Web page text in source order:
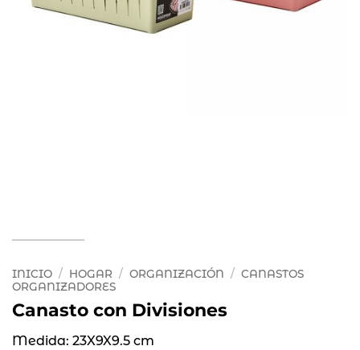
INICIO / HOGAR / ORGANIZACIÓN / CANASTOS
ORGANIZADORES
Canasto con Divisiones
Medida: 23X9X9.5 cm